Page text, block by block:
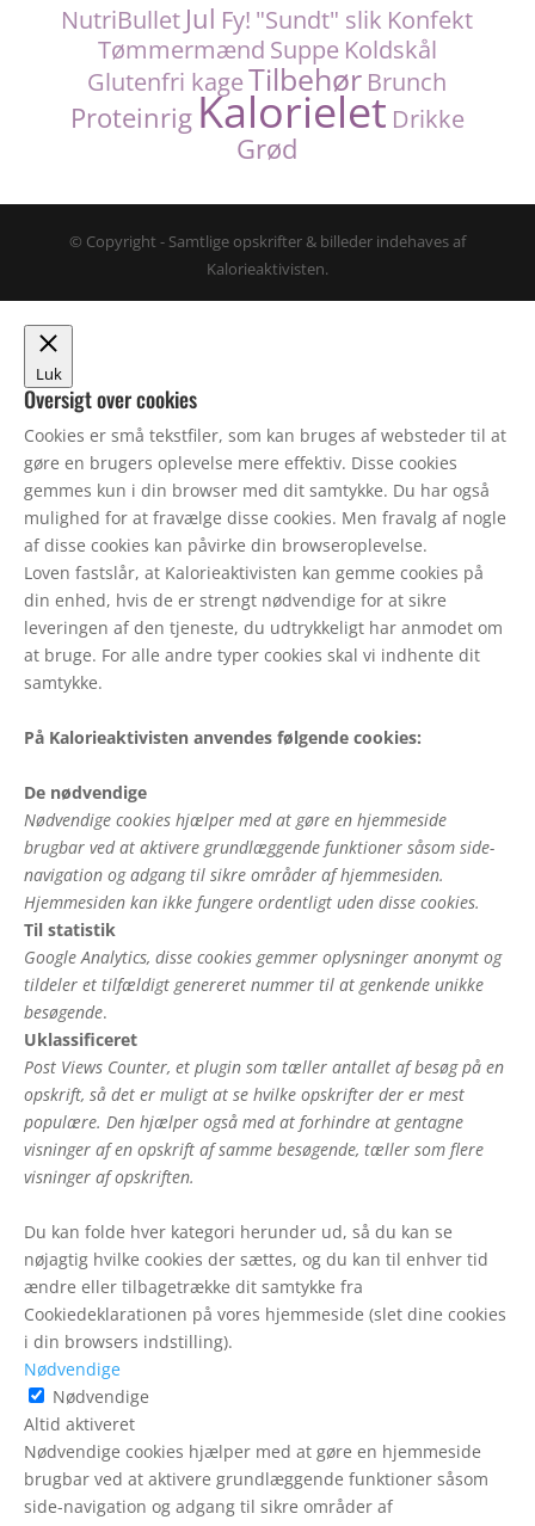
NutriBullet Jul Fy! "Sundt" slik Konfekt
Tømmermænd Suppe Koldskål
Glutenfri kage Tilbehør Brunch
Proteinrig Kalorielet Drikke
Grød
© Copyright - Samtlige opskrifter & billeder indehaves af
Kalorieaktivisten.
Luk
Oversigt over cookies
Cookies er små tekstfiler, som kan bruges af websteder til at
gøre en brugers oplevelse mere effektiv. Disse cookies
gemmes kun i din browser med dit samtykke. Du har også
mulighed for at fravælge disse cookies. Men fravalg af nogle
af disse cookies kan påvirke din browseroplevelse.
Loven fastslår, at Kalorieaktivisten kan gemme cookies på
din enhed, hvis de er strengt nødvendige for at sikre
leveringen af den tjeneste, du udtrykkeligt har anmodet om
at bruge. For alle andre typer cookies skal vi indhente dit
samtykke.
På Kalorieaktivisten anvendes følgende cookies:
De nødvendige
Nødvendige cookies hjælper med at gøre en hjemmeside
brugbar ved at aktivere grundlæggende funktioner såsom side-
navigation og adgang til sikre områder af hjemmesiden.
Hjemmesiden kan ikke fungere ordentligt uden disse cookies.
Til statistik
Google Analytics, disse cookies gemmer oplysninger anonymt og
tildeler et tilfældigt genereret nummer til at genkende unikke
besøgende.
Uklassificeret
Post Views Counter, et plugin som tæller antallet af besøg på en
opskrift, så det er muligt at se hvilke opskrifter der er mest
populære. Den hjælper også med at forhindre at gentagne
visninger af en opskrift af samme besøgende, tæller som flere
visninger af opskriften.
Du kan folde hver kategori herunder ud, så du kan se
nøjagtig hvilke cookies der sættes, og du kan til enhver tid
ændre eller tilbagetrække dit samtykke fra
Cookiedeklarationen på vores hjemmeside (slet dine cookies
i din browsers indstilling).
Nødvendige
Nødvendige
Altid aktiveret
Nødvendige cookies hjælper med at gøre en hjemmeside
brugbar ved at aktivere grundlæggende funktioner såsom
side-navigation og adgang til sikre områder af